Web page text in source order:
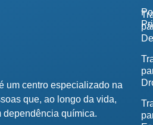
um centro especializado na
que, ao longo da vida,
dependência química.